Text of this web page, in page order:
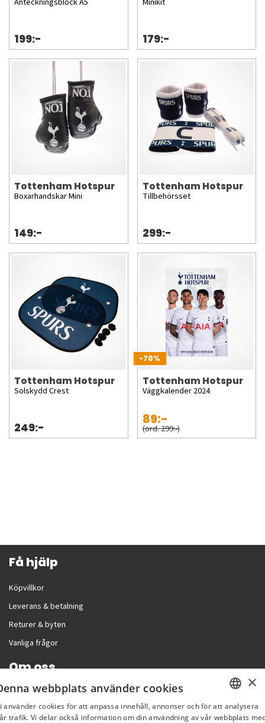
199:- 179:-
Tottenham Hotspur
Boxarhandskar Mini
149:-
Tottenham Hotspur
Tillbehörsset
299:-
Tottenham Hotspur
Solskydd Crest
249:-
-70%
Tottenham Hotspur
Väggkalender 2024
89:-
(ord. 299:-)
Få hjälp
Köpvillkor
Leverans & betalning
Returer & byten
Vanliga frågor
Om oss
Företagsinformation
SWEDISH
×
webbplats använder cookies
använder cookies för att anpassa innehåll, annonser och för att analysera
trafik. Vi delar också information om din användning av vår webbplats